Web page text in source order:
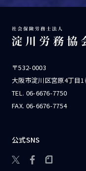
〒532-0003
大阪市淀川区宮原4丁目
TEL. 06-6676-7750
FAX. 06-6676-7754
公式SNS
